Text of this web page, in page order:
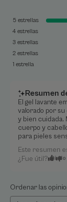
5 estrellas
4 estrellas
3 estrellas
2 estrellas
1 estrella
Resumen
El gel lavante
valorado por su
y bien cuidada.
cuerpo y
para pieles
Este resumen
¿Fue útil? Sí No
Ordenar las